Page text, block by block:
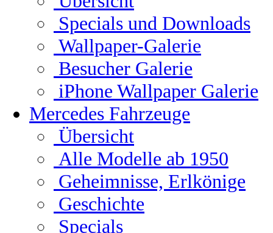
Specials und Downloads
Wallpaper-Galerie
Besucher Galerie
iPhone Wallpaper Galerie
Mercedes Fahrzeuge
Übersicht
Alle Modelle ab 1950
Geheimnisse, Erlkönige
Geschichte
Specials